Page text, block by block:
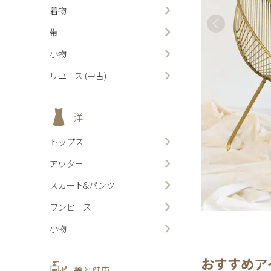
着物
帯
小物
リユース (中古)
洋
トップス
アウター
スカート&パンツ
ワンピース
小物
おすすめ